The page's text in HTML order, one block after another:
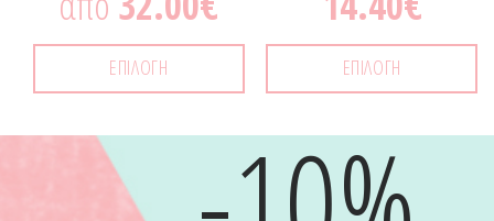
ΕΠΙΛΟΓΉ ΕΠΙΛΟΓΉ